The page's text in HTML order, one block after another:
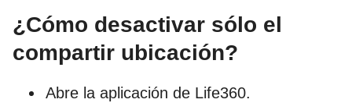
¿Cómo desactivar sólo el
compartir ubicación?
Abre la aplicación de Life360.